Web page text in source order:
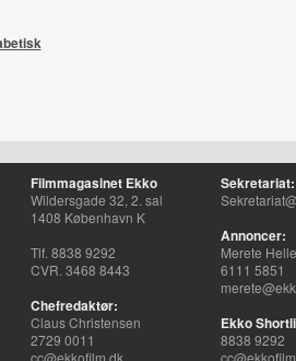
Filmmagasinet Ekko
Wildersgade 32, 2. sal
1408 København K
Tlf. 8838 9292
CVR. 3468 8443
Chefredaktør:
Claus Christensen
2729 0011
cc@ekkofilm.dk
Sekretariat:
Annoncer:
Merete
6111 5851
Ekko
8838 9292